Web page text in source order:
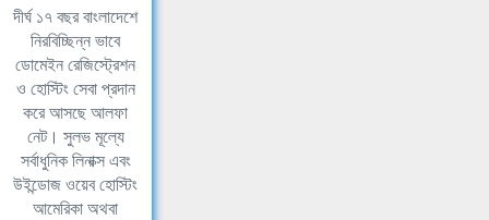
দীর্ঘ ১৭ বছর বাংলাদেশে
নিরবিচ্ছিন্ন ভাবে
ডোমেইন রেজিস্ট্রেশন
ও হোস্টিং সেবা প্রদান
করে আসছে আলফা
নেট। সুলভ মূল্যে
সর্বাধুনিক লিনাক্স এবং
উইন্ডোজ ওয়েব হোস্টিং
আমেরিকা অথবা